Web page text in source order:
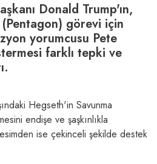
Donald Trump'ın,
(Pentagon) görevi için
yorumcusu Pete
farklı tepki ve
Hegseth'in Savunma
endişe ve şaşkınlıkla
ise çekinceli şekilde destek